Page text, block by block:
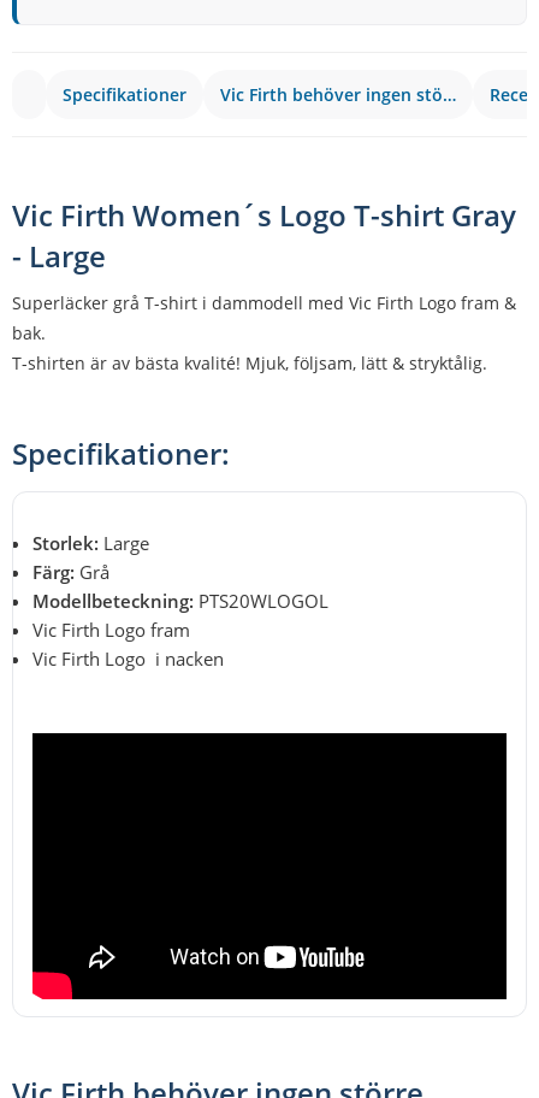
Specifikationer Vic Firth behöver ingen stö…
Vic Firth Women´s Logo T-shirt Gray
- Large
Superläcker grå T-shirt i dammodell med Vic Firth Logo fram &
bak.
T-shirten är av bästa kvalité! Mjuk, följsam, lätt & stryktålig.
Specifikationer:
Storlek: Large
Färg: Grå
Modellbeteckning: PTS20WLOGOL
Vic Firth Logo fram
Vic Firth Logo i nacken